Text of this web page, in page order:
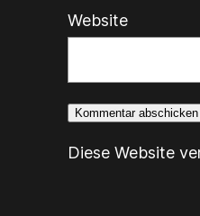
Website
Diese Website